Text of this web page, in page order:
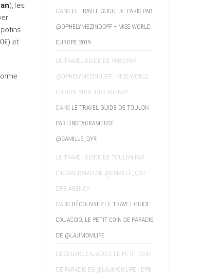
), les
et
DANS LE TRAVEL GUIDE DE PARIS PAR
@OPHELYMEZINOOFF – MISS WORLD
EUROPE 2019
LE TRAVEL GUIDE DE PARIS PAR
@OPHELYMEZINOOFF - MISS WORLD
EUROPE 2019 - DPB AGENCY
DANS LE TRAVEL GUIDE DE TOULON
PAR L’INSTAGRAMEUSE
@CAMILLE_QYR
LE TRAVEL GUIDE DE TOULON PAR
L'INSTAGRAMEUSE @CAMILLE_QYR -
DPB AGENCY
DANS DÉCOUVREZ LE TRAVEL GUIDE
D’AJACCIO, LE PETIT COIN DE PARADIS
DE @LAUMOMLIFE
DÉCOUVREZ AJACCIO, LE PETIT COIN
DE PARADIS DE @LAUMOMLIFE - DPB